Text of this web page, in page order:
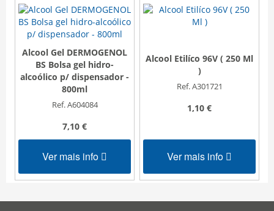
Alcool Gel DERMOGENOL
BS Bolsa gel hidro-
alcoólico p/ dispensador -
800ml
Ref. A604084
7,10 €
Ver mais info
Alcool Etilíco 96V ( 250 Ml
)
Ref. A301721
1,10 €
Ver mais info